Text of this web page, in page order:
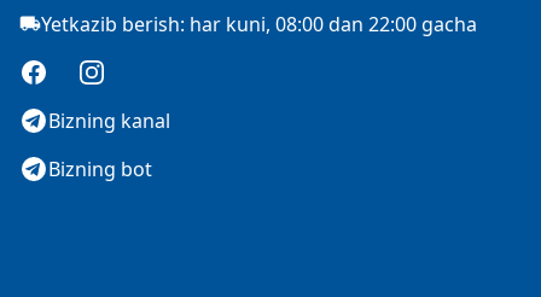
Yetkazib berish: har kuni, 08:00 dan 22:00 gacha
FacebookInstagram
Bizning kanal
Bizning bot